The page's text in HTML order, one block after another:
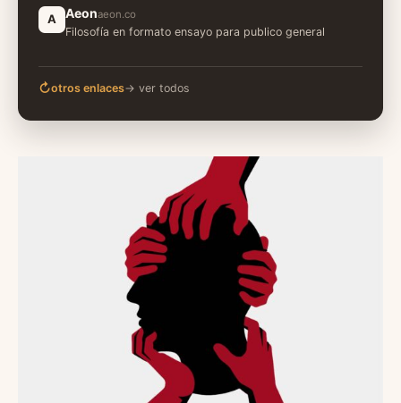
A Aeonaeon.co
Filosofía en formato ensayo para publico general
↻otros enlaces→ ver todos